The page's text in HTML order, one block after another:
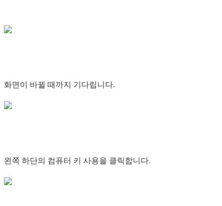
화면이 바뀔 때까지 기다립니다.
왼쪽 하단의 컴퓨터 키 사용을 클릭합니다.